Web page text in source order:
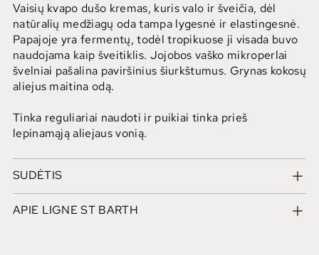
Vaisių kvapo dušo kremas, kuris valo ir šveičia, dėl
natūralių medžiagų oda tampa lygesnė ir elastingesnė.
Papajoje yra fermentų, todėl tropikuose ji visada buvo
naudojama kaip šveitiklis. Jojobos vaško mikroperlai
švelniai pašalina paviršinius šiurkštumus. Grynas kokosų
aliejus maitina odą.
Tinka reguliariai naudoti ir puikiai tinka prieš
lepinamąją aliejaus vonią.
SUDĖTIS
APIE LIGNE ST BARTH